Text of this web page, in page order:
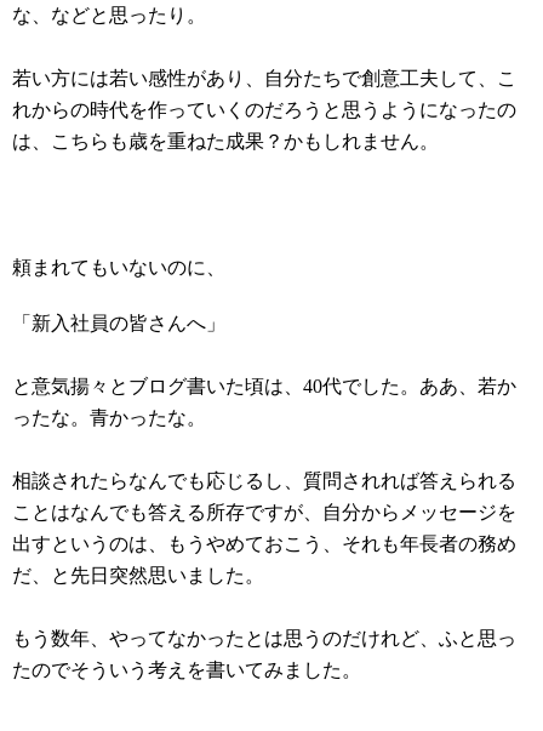
な、などと思ったり。
若い方には若い感性があり、自分たちで創意工夫して、こ
れからの時代を作っていくのだろうと思うようになったの
は、こちらも歳を重ねた成果？かもしれません。
頼まれてもいないのに、
「新入社員の皆さんへ」
と意気揚々とブログ書いた頃は、40代でした。ああ、若か
ったな。青かったな。
相談されたらなんでも応じるし、質問されれば答えられる
ことはなんでも答える所存ですが、自分からメッセージを
出すというのは、もうやめておこう、それも年長者の務め
だ、と先日突然思いました。
もう数年、やってなかったとは思うのだけれど、ふと思っ
たのでそういう考えを書いてみました。